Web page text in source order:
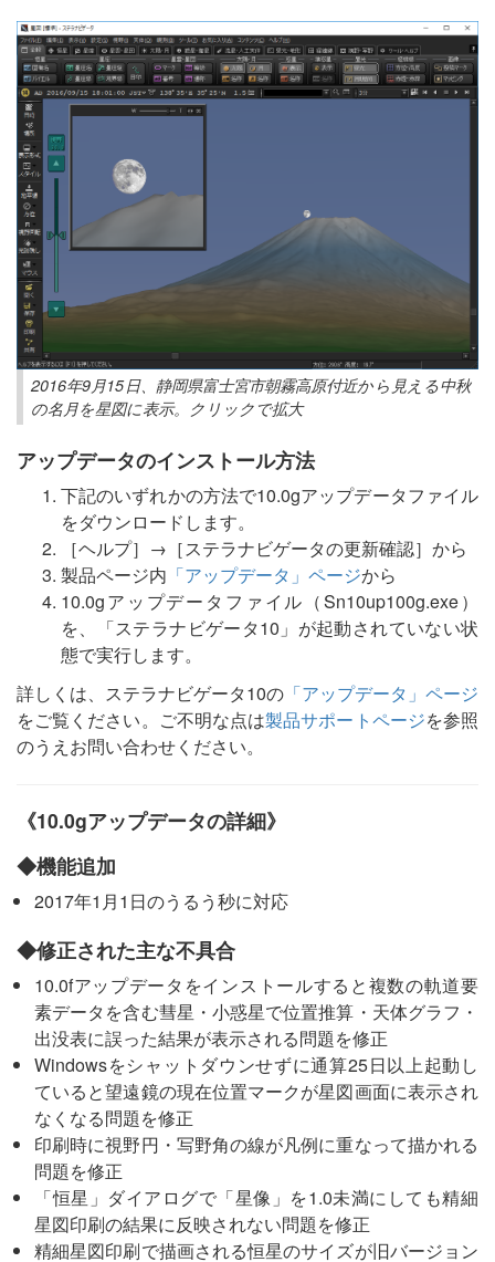
2016年9月15日、静岡県富士宮市朝霧高原付近から見える中秋
の名月を星図に表示。クリックで拡大
アップデータのインストール方法
下記のいずれかの方法で10.0gアップデータファイル
をダウンロードします。
［ヘルプ］→［ステラナビゲータの更新確認］から
製品ページ内 「アップデータ」ページから
10.0gアップデータファイル（Sn10up100g.exe）
を、「ステラナビゲータ10」が起動されていない状
態で実行します。
詳しくは、ステラナビゲータ10の 「アップデータ」ページ
をご覧ください。ご不明な点は製品サポートページを参照
のうえお問い合わせください。
《10.0gアップデータの詳細》
◆機能追加
2017年1月1日のうるう秒に対応
◆修正された主な不具合
10.0fアップデータをインストールすると複数の軌道要
素データを含む彗星・小惑星で位置推算・天体グラフ・
出没表に誤った結果が表示される問題を修正
Windowsをシャットダウンせずに通算25日以上起動し
ていると望遠鏡の現在位置マークが星図画面に表示され
なくなる問題を修正
印刷時に視野円・写野角の線が凡例に重なって描かれる
問題を修正
「恒星」ダイアログで「星像」を1.0未満にしても精細
星図印刷の結果に反映されない問題を修正
精細星図印刷で描画される恒星のサイズが旧バージョン